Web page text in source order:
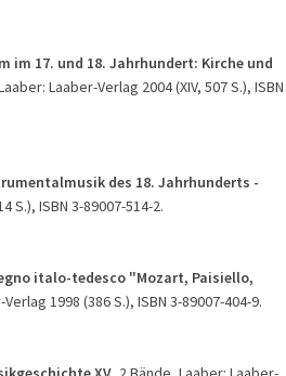
im 17. und 18. Jahrhundert: Kirche und
Laaber-Verlag 2004 (XIV, 507 S.), ISBN
des 18. Jahrhunderts -
S.), ISBN 3-89007-514-2.
italo-tedesco "Mozart, Paisiello,
1998 (386 S.), ISBN 3-89007-404-9.